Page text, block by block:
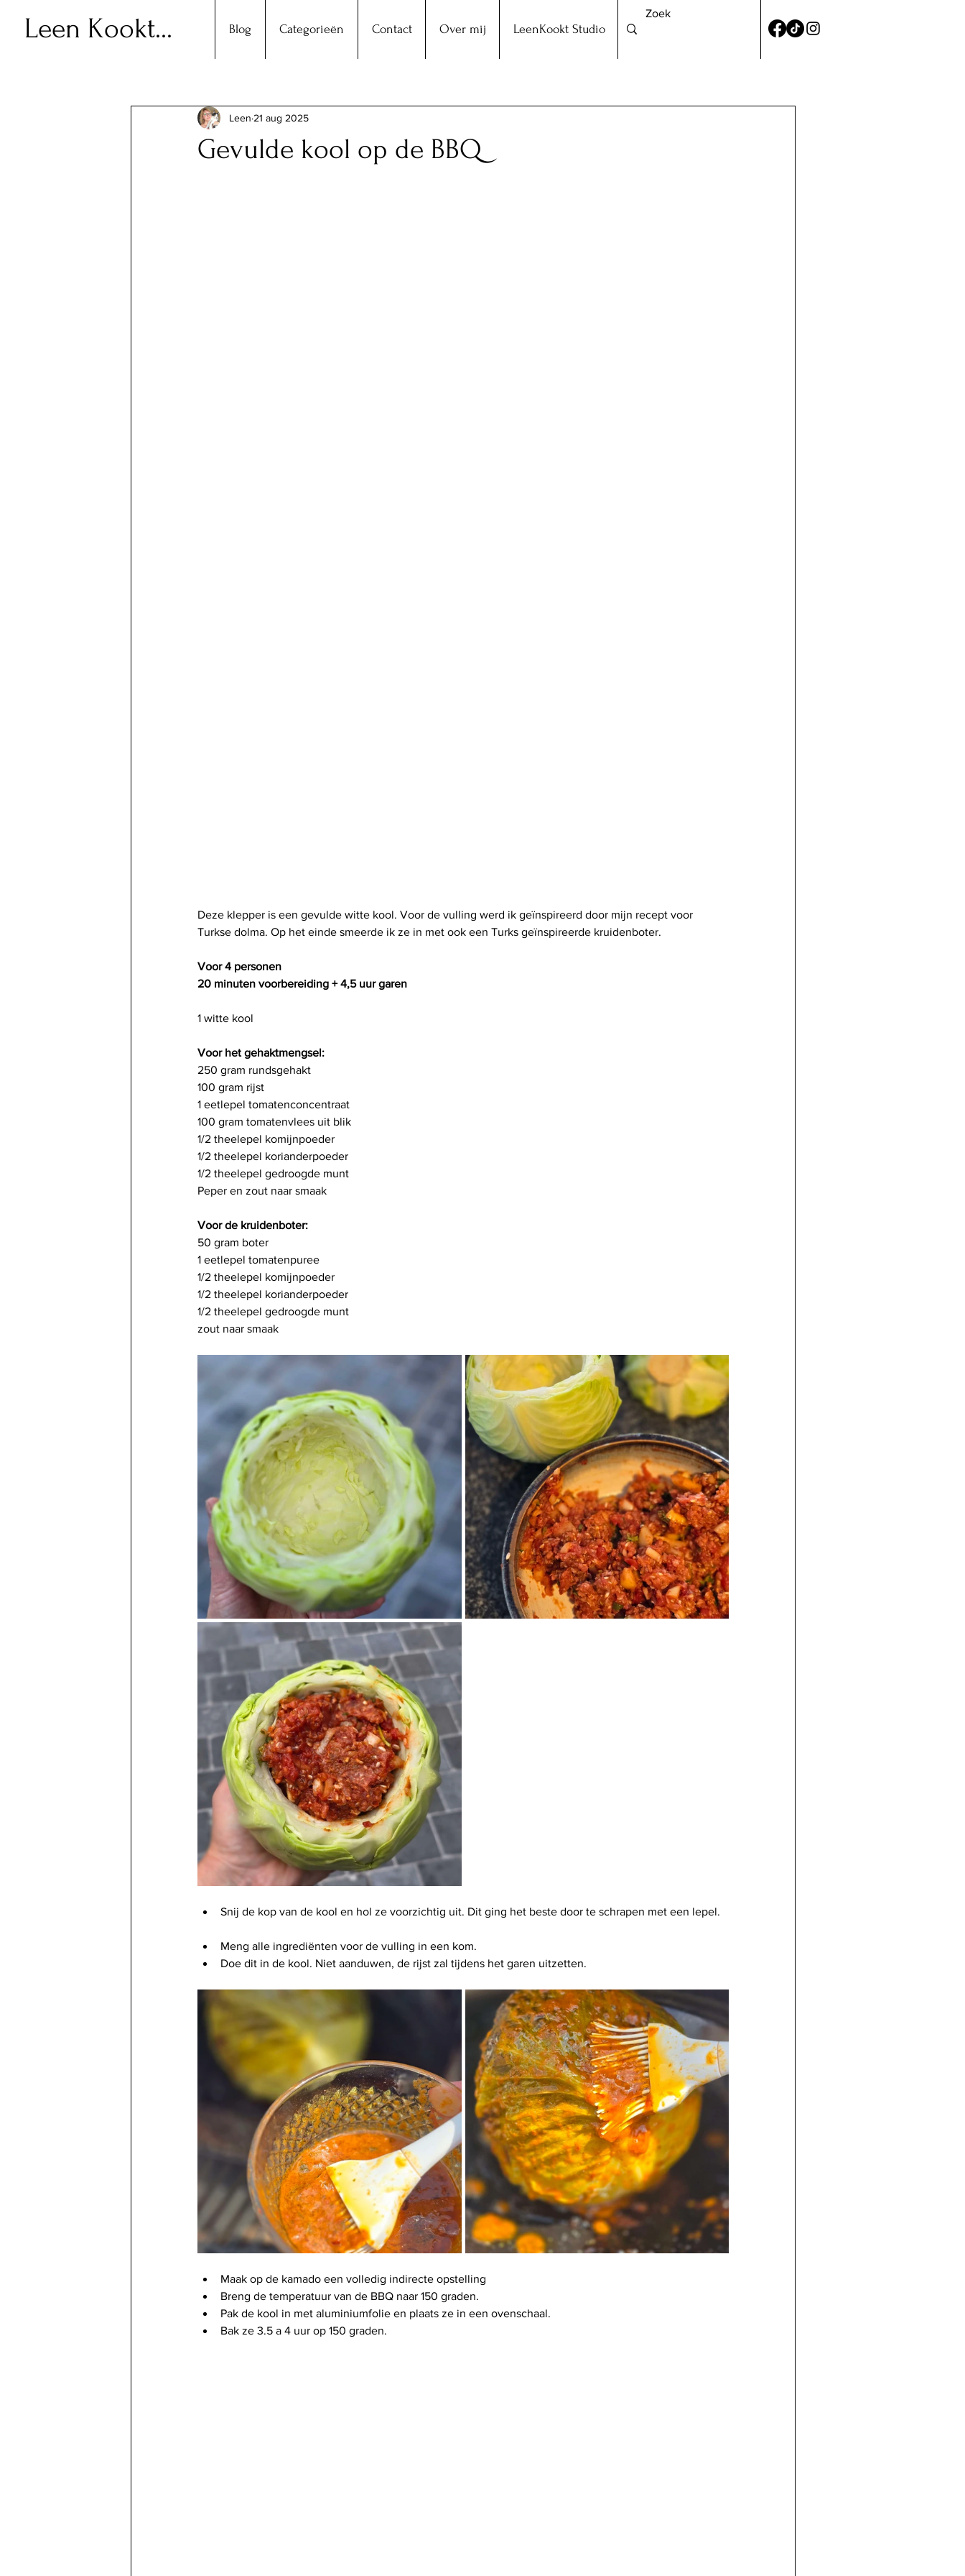
Leen Kookt... Blog Categorieën Contact Over mij LeenKookt Studio
Gevulde kool op de BBQ
Leen 21 aug 2025
Deze klepper is een gevulde witte kool. Voor de vulling werd ik geïnspireerd door mijn recept voor
Turkse dolma. Op het einde smeerde ik ze in met ook een Turks geïnspireerde kruidenboter.
Voor 4 personen
20 minuten voorbereiding + 4,5 uur garen
1 witte kool
Voor het gehaktmengsel:
250 gram rundsgehakt
100 gram rijst
1 eetlepel tomatenconcentraat
100 gram tomatenvlees uit blik
1/2 theelepel komijnpoeder
1/2 theelepel korianderpoeder
1/2 theelepel gedroogde munt
Peper en zout naar smaak
Voor de kruidenboter:
50 gram boter
1 eetlepel tomatenpuree
1/2 theelepel komijnpoeder
1/2 theelepel korianderpoeder
1/2 theelepel gedroogde munt
zout naar smaak
Snij de kop van de kool en hol ze voorzichtig uit. Dit ging het beste door te schrapen met een lepel.
Meng alle ingrediënten voor de vulling in een kom.
Doe dit in de kool. Niet aanduwen, de rijst zal tijdens het garen uitzetten.
Maak op de kamado een volledig indirecte opstelling
Breng de temperatuur van de BBQ naar 150 graden.
Pak de kool in met aluminiumfolie en plaats ze in een ovenschaal.
Bak ze 3.5 a 4 uur op 150 graden.